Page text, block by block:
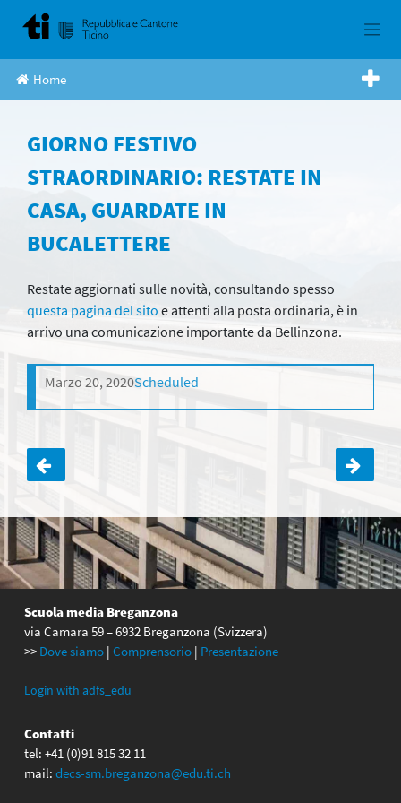
Home
GIORNO FESTIVO
STRAORDINARIO: RESTATE IN
CASA, GUARDATE IN
BUCALETTERE
Restate aggiornati sulle novità, consultando spesso
questa pagina del sito e attenti alla posta ordinaria, è in
arrivo una comunicazione importante da Bellinzona.
Marzo 20, 2020Scheduled
Navigazione
articoli
Scuola media Breganzona
via Camara 59 – 6932 Breganzona (Svizzera)
>> Dove siamo | Comprensorio | Presentazione
Login with adfs_edu
Contatti
tel: +41 (0)91 815 32 11
mail: decs-sm.breganzona@edu.ti.ch